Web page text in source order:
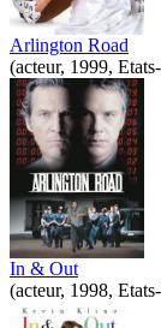
Arlington Road
(acteur, 1999,
In & Out
(acteur, 1998,